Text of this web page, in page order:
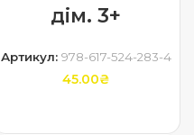
дім. 3+
Артикул: 978-617-524-283-4
45.00₴